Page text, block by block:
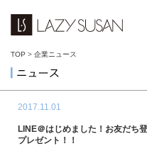
TOP > 企業ニュース
2017.11.01
LINE＠はじめました！お友だち
プレゼント！！